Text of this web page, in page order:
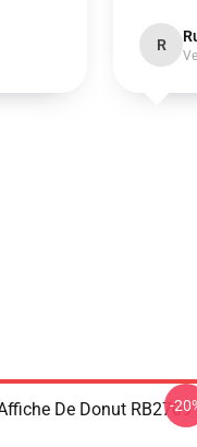
R
De Donut RB2709
-